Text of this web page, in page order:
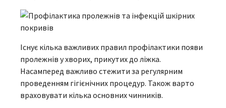
Існує кілька важливих правил профілактики появи
пролежнів у хворих, прикутих до ліжка.
Насамперед важливо стежити за регулярним
проведенням гігієнічних процедур. Також варто
враховувати кілька основних чинників.